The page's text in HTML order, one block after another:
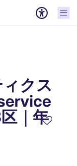
クス
｜年